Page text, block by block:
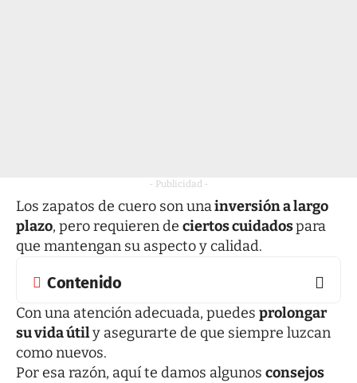
- Publicidad -
Los zapatos de cuero son unainversión a largo
plazo, pero requieren de ciertos cuidadospara
que mantengan su aspecto y calidad.
Contenido
Con una atención adecuada, puedes prolongar
su vida útily asegurarte de que siempre luzcan
como nuevos.
Por esa razón, aquí te damos algunos consejos